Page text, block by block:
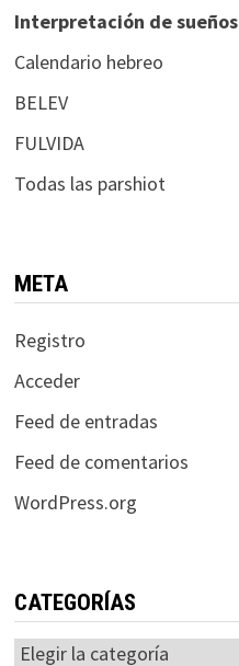
Interpretación de sueños
Calendario hebreo
BELEV
FULVIDA
Todas las parshiot
META
Registro
Acceder
Feed de entradas
Feed de comentarios
WordPress.org
CATEGORÍAS
Categorías